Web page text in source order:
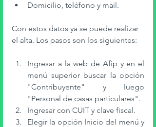
Domicilio, teléfono y mail.
Con estos datos ya se puede realizar
el alta. Los pasos son los siguientes:
Ingresar a la web de Afip y en el
menú superior buscar la opción
"Contribuyente" y luego
"Personal de casas particulares".
Ingresar con CUIT y clave fiscal.
Elegir la opción Inicio del menú y